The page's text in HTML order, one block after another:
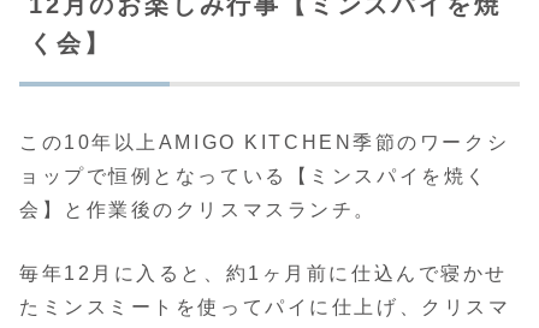
く会】
この10年以上AMIGO KITCHEN季節のワークシ
ョップで恒例となっている【ミンスパイを焼く
会】と作業後のクリスマスランチ。
毎年12月に入ると、約1ヶ月前に仕込んで寝かせ
たミンスミートを使ってパイに仕上げ、クリスマ